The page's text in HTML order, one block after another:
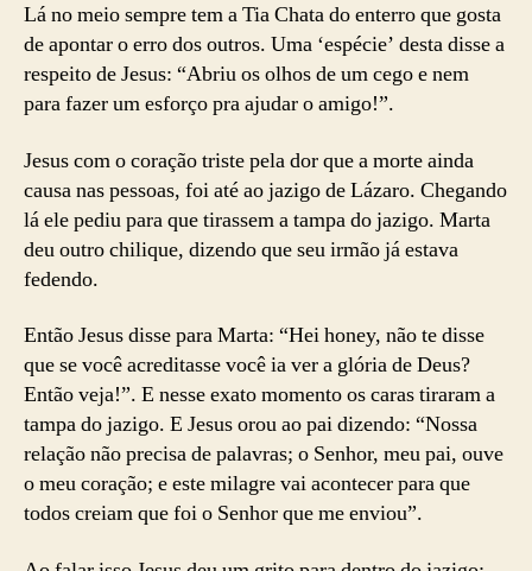
Lá no meio sempre tem a Tia Chata do enterro que gosta
de apontar o erro dos outros. Uma ‘espécie’ desta disse a
respeito de Jesus: “Abriu os olhos de um cego e nem
para fazer um esforço pra ajudar o amigo!”.
Jesus com o coração triste pela dor que a morte ainda
causa nas pessoas, foi até ao jazigo de Lázaro. Chegando
lá ele pediu para que tirassem a tampa do jazigo. Marta
deu outro chilique, dizendo que seu irmão já estava
fedendo.
Então Jesus disse para Marta: “Hei honey, não te disse
que se você acreditasse você ia ver a glória de Deus?
Então veja!”. E nesse exato momento os caras tiraram a
tampa do jazigo. E Jesus orou ao pai dizendo: “Nossa
relação não precisa de palavras; o Senhor, meu pai, ouve
o meu coração; e este milagre vai acontecer para que
todos creiam que foi o Senhor que me enviou”.